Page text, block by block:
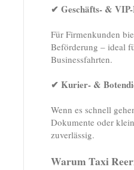
✔ Geschäfts- &
Für Firmenkunden
Beförderung – ideal
Businessfahrten.
✔ Kurier- &
Wenn es schnell
Dokumente oder
zuverlässig.
Warum Taxi